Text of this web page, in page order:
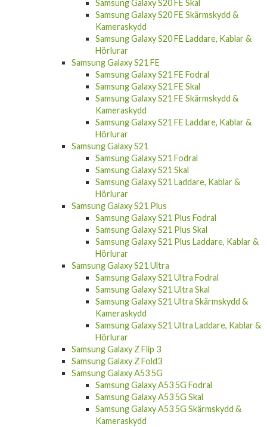
Samsung Galaxy S20 FE Skal
Samsung Galaxy S20 FE Skärmskydd &
Kameraskydd
Samsung Galaxy S20 FE Laddare, Kablar &
Hörlurar
Samsung Galaxy S21 FE
Samsung Galaxy S21 FE Fodral
Samsung Galaxy S21 FE Skal
Samsung Galaxy S21 FE Skärmskydd &
Kameraskydd
Samsung Galaxy S21 FE Laddare, Kablar &
Hörlurar
Samsung Galaxy S21
Samsung Galaxy S21 Fodral
Samsung Galaxy S21 Skal
Samsung Galaxy S21 Laddare, Kablar &
Hörlurar
Samsung Galaxy S21 Plus
Samsung Galaxy S21 Plus Fodral
Samsung Galaxy S21 Plus Skal
Samsung Galaxy S21 Plus Laddare, Kablar &
Hörlurar
Samsung Galaxy S21 Ultra
Samsung Galaxy S21 Ultra Fodral
Samsung Galaxy S21 Ultra Skal
Samsung Galaxy S21 Ultra Skärmskydd &
Kameraskydd
Samsung Galaxy S21 Ultra Laddare, Kablar &
Hörlurar
Samsung Galaxy Z Flip 3
Samsung Galaxy Z Fold3
Samsung Galaxy A53 5G
Samsung Galaxy A53 5G Fodral
Samsung Galaxy A53 5G Skal
Samsung Galaxy A53 5G Skärmskydd &
Kameraskydd